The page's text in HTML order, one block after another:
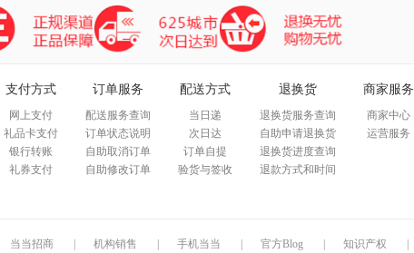
支付方式
网上支付
礼品卡支付
银行转账
礼券支付
订单服务
配送服务查询
订单状态说明
自助取消订单
自助修改订单
配送方式
当日递
次日达
订单自提
验货与签收
退换货
退换货服务查询
自助申请退换货
退换货进度查询
退款方式和时间
商家服务
商家中心
运营服务
当当招商 机构销售 手机当当 官方Blog 知识产权